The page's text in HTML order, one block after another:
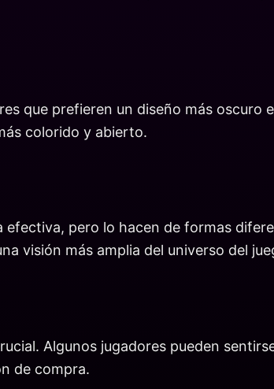
que prefieren un diseño más oscuro
colorido y abierto.
pero lo hacen de formas
visión más amplia del universo del
Algunos jugadores pueden
de compra.